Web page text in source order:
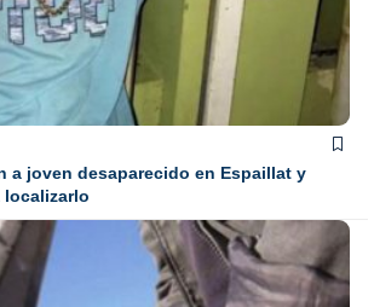
a joven desaparecido en Espaillat y
localizarlo